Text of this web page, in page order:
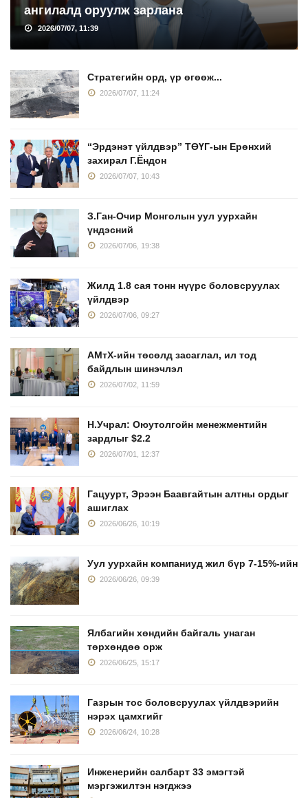
ангилалд оруулж зарлана
2026/07/07, 11:39
Стратегийн орд, үр өгөөж...
2026/07/07, 11:24
“Эрдэнэт үйлдвэр” ТӨҮГ-ын Ерөнхий
захирал Г.Ёндон
2026/07/07, 10:43
З.Ган-Очир Монголын уул уурхайн
үндэсний
2026/07/06, 19:38
Жилд 1.8 сая тонн нүүрс боловсруулах
үйлдвэр
2026/07/06, 09:27
АМтХ-ийн төсөлд засаглал, ил тод
байдлын шинэчлэл
2026/07/02, 11:59
Н.Учрал: Оюутолгойн менежментийн
зардлыг $2.2
2026/07/01, 12:37
Гацуурт, Эрээн Баавгайтын алтны ордыг
ашиглах
2026/06/26, 10:19
Уул уурхайн компаниуд жил бүр 7-15%-ийн
2026/06/26, 09:39
Ялбагийн хөндийн байгаль унаган
төрхөндөө орж
2026/06/25, 15:17
Газрын тос боловсруулах үйлдвэрийн
нэрэх цамхгийг
2026/06/24, 10:28
Инженерийн салбарт 33 эмэгтэй
мэргэжилтэн нэгджээ